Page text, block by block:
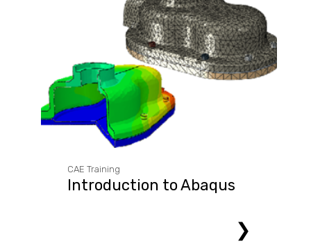
CAE Training
Introduction to Abaqus
❯